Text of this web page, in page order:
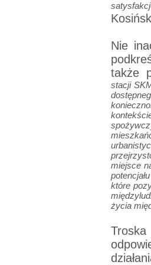
Nie
także
stacji
miejsce
które
życia